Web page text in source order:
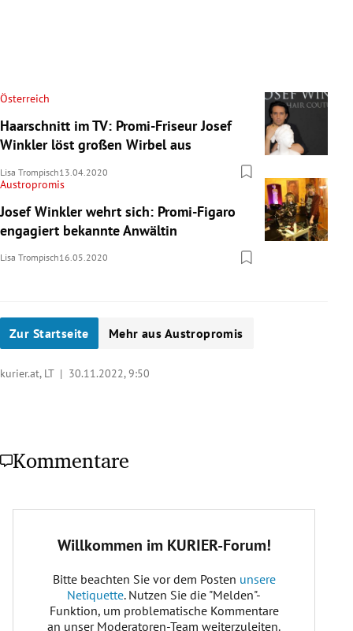
Österreich
Haarschnitt im TV: Promi-Friseur Josef
Winkler löst großen Wirbel aus
Lisa Trompisch13.04.2020
Austropromis
Josef Winkler wehrt sich: Promi-Figaro
engagiert bekannte Anwältin
Lisa Trompisch16.05.2020
Zur Startseite Mehr aus Austropromis
kurier.at, LT | 30.11.2022, 9:50
Kommentare